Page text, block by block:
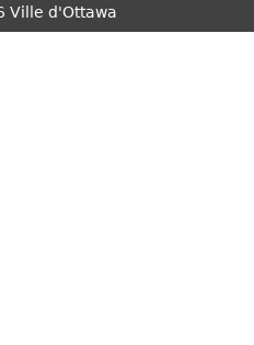
Ville d'Ottawa